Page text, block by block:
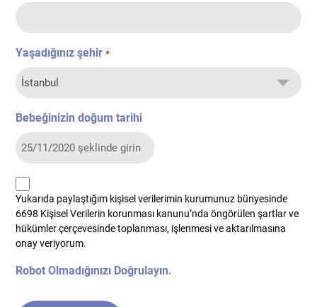
Yaşadığınız şehir *
Bebeğinizin doğum tarihi
kvkk
*
Yukarıda paylaştığım kişisel verilerimin kurumunuz bünyesinde
6698 Kişisel Verilerin korunması kanunu’nda öngörülen şartlar ve
hükümler çerçevesinde toplanması, işlenmesi ve aktarılmasına
onay veriyorum.
Robot Olmadığınızı Doğrulayın.